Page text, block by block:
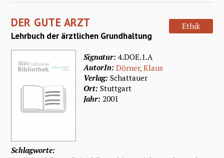
DER GUTE ARZT Ethik
Lehrbuch der ärztlichen Grundhaltung
Signatur:4.DOE.1.A
AutorIn:Dörner, Klaus
Verlag:Schattauer
Ort:Stuttgart
Jahr: 2001
Schlagworte: